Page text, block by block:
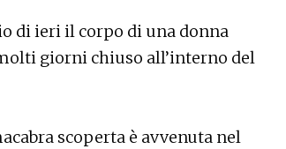
di ieri il corpo di una donna
giorni chiuso all’interno del
scoperta è avvenuta nel